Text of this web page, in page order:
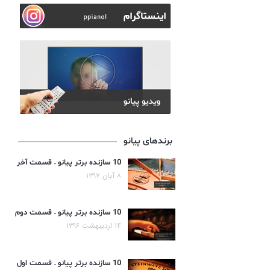
برندهای پیانو
10 سازنده برتر پیانو – قسمت آخر
۸ آبان ۱۳۹۷
10 سازنده برتر پیانو – قسمت دوم
۱۴ اردیبهشت ۱۳۹۶
10 سازنده برتر پیانو – قسمت اول